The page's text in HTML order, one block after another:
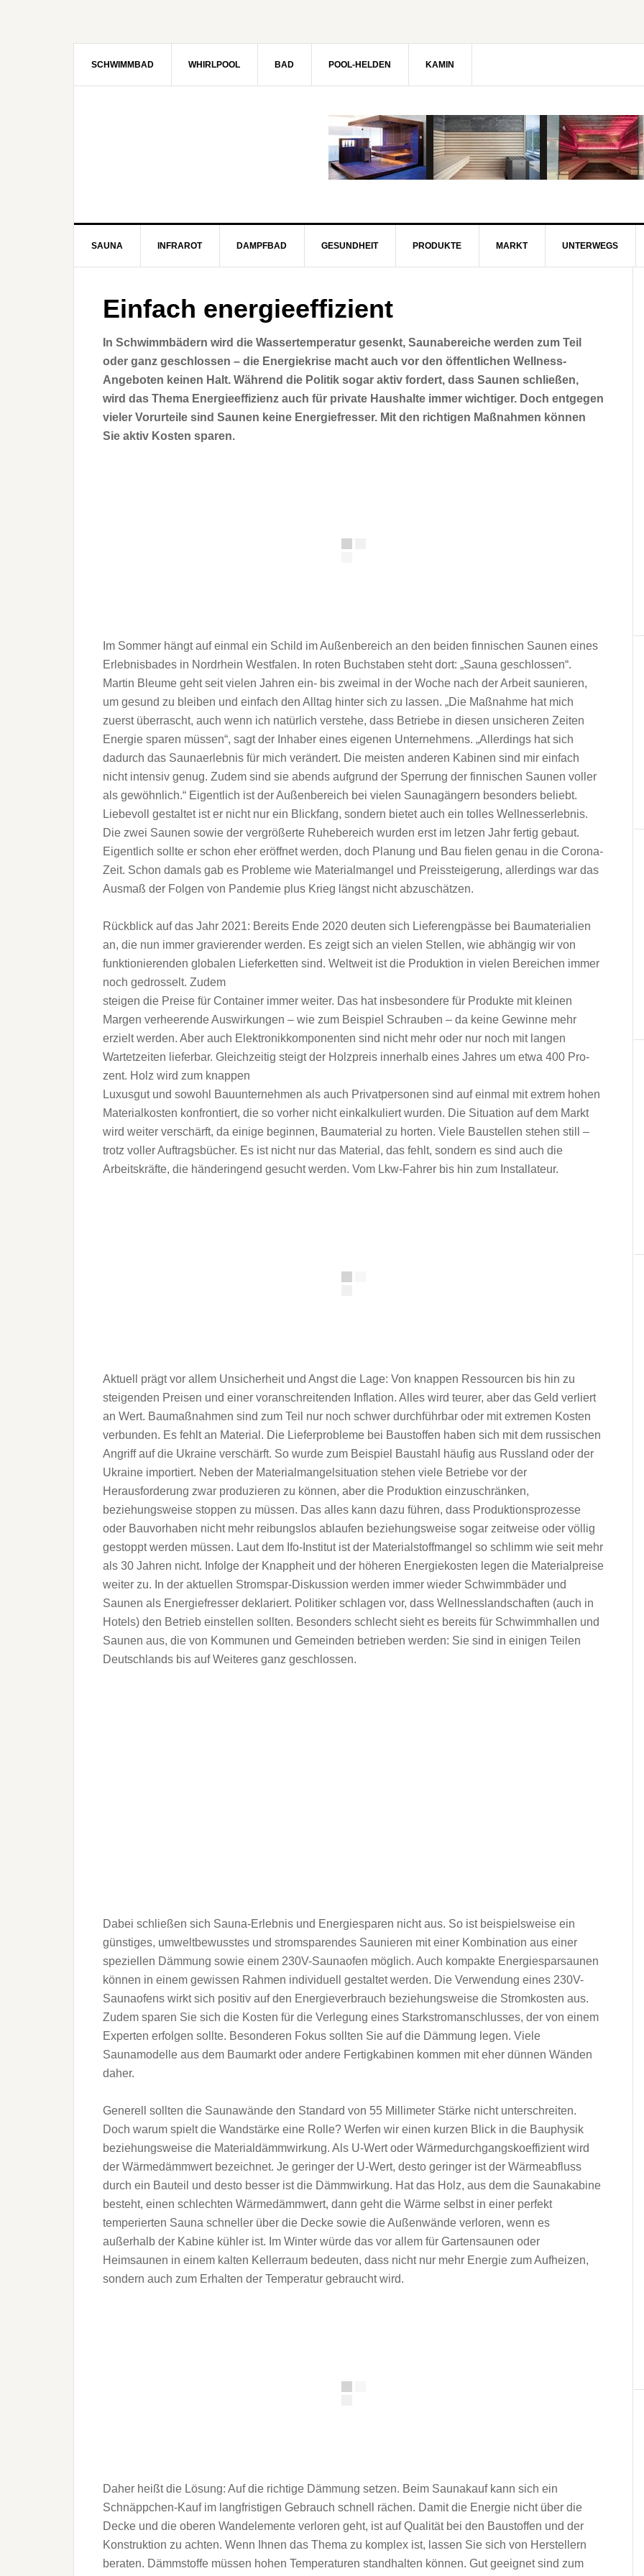
SCHWIMMBAD WHIRLPOOL BAD POOL-HELDEN KAMIN
SAUNA INFRAROT DAMPFBAD GESUNDHEIT PRODUKTE MARKT UNTERWEGS
Einfach energieeffizient
In Schwimmbädern wird die Wassertemperatur gesenkt, Saunabereiche werden zum Teil
oder ganz geschlossen – die Energiekrise macht auch vor den öffentlichen Wellness-
Angeboten keinen Halt. Während die Politik sogar aktiv fordert, dass Saunen schließen,
wird das Thema Energieeffizienz auch für private Haushalte immer wichtiger. Doch entgegen
vieler Vorurteile sind Saunen keine Energiefresser. Mit den richtigen Maßnahmen können
Sie aktiv Kosten sparen.
Im Sommer hängt auf einmal ein Schild im Außenbereich an den beiden finnischen Saunen eines
Erlebnisbades in Nordrhein Westfalen. In roten Buchstaben steht dort: „Sauna geschlossen“.
Martin Bleume geht seit vielen Jahren ein- bis zweimal in der Woche nach der Arbeit saunieren,
um gesund zu bleiben und einfach den Alltag hinter sich zu lassen. „Die Maßnahme hat mich
zuerst überrascht, auch wenn ich natürlich verstehe, dass Betriebe in diesen unsicheren Zeiten
Energie sparen müssen“, sagt der Inhaber eines eigenen Unternehmens. „Allerdings hat sich
dadurch das Saunaerlebnis für mich verändert. Die meisten anderen Kabinen sind mir einfach
nicht intensiv genug. Zudem sind sie abends aufgrund der Sperrung der finnischen Saunen voller
als gewöhnlich.“ Eigentlich ist der Außenbereich bei vielen Saunagängern besonders beliebt.
Liebevoll gestaltet ist er nicht nur ein Blickfang, sondern bietet auch ein tolles Wellnesserlebnis.
Die zwei Saunen sowie der vergrößerte Ruhebereich wurden erst im letzen Jahr fertig gebaut.
Eigentlich sollte er schon eher eröffnet werden, doch Planung und Bau fielen genau in die Corona-
Zeit. Schon damals gab es Probleme wie Materialmangel und Preissteigerung, allerdings war das
Ausmaß der Folgen von Pandemie plus Krieg längst nicht abzuschätzen.
Rückblick auf das Jahr 2021: Bereits Ende 2020 deuten sich Lieferengpässe bei Baumaterialien
an, die nun immer gravierender werden. Es zeigt sich an vielen Stellen, wie abhängig wir von
funktionierenden globalen Lieferketten sind. Weltweit ist die Produktion in vielen Bereichen immer
noch gedrosselt. Zudem
steigen die Preise für Container immer weiter. Das hat insbesondere für Produkte mit kleinen
Margen verheerende Auswirkungen – wie zum Beispiel Schrauben – da keine Gewinne mehr
erzielt werden. Aber auch Elektronikkomponenten sind nicht mehr oder nur noch mit langen
Wartetzeiten lieferbar. Gleichzeitig steigt der Holzpreis innerhalb eines Jahres um etwa 400 Pro-
zent. Holz wird zum knappen
Luxusgut und sowohl Bauunternehmen als auch Privatpersonen sind auf einmal mit extrem hohen
Materialkosten konfrontiert, die so vorher nicht einkalkuliert wurden. Die Situation auf dem Markt
wird weiter verschärft, da einige beginnen, Baumaterial zu horten. Viele Baustellen stehen still –
trotz voller Auftragsbücher. Es ist nicht nur das Material, das fehlt, sondern es sind auch die
Arbeitskräfte, die händeringend gesucht werden. Vom Lkw-Fahrer bis hin zum Installateur.
Aktuell prägt vor allem Unsicherheit und Angst die Lage: Von knappen Ressourcen bis hin zu
steigenden Preisen und einer voranschreitenden Inflation. Alles wird teurer, aber das Geld verliert
an Wert. Baumaßnahmen sind zum Teil nur noch schwer durchführbar oder mit extremen Kosten
verbunden. Es fehlt an Material. Die Lieferprobleme bei Baustoffen haben sich mit dem russischen
Angriff auf die Ukraine verschärft. So wurde zum Beispiel Baustahl häufig aus Russland oder der
Ukraine importiert. Neben der Materialmangelsituation stehen viele Betriebe vor der
Herausforderung zwar produzieren zu können, aber die Produktion einzuschränken,
beziehungsweise stoppen zu müssen. Das alles kann dazu führen, dass Produktionsprozesse
oder Bauvorhaben nicht mehr reibungslos ablaufen beziehungsweise sogar zeitweise oder völlig
gestoppt werden müssen. Laut dem Ifo-Institut ist der Materialstoffmangel so schlimm wie seit mehr
als 30 Jahren nicht. Infolge der Knappheit und der höheren Energiekosten legen die Materialpreise
weiter zu. In der aktuellen Stromspar-Diskussion werden immer wieder Schwimmbäder und
Saunen als Energiefresser deklariert. Politiker schlagen vor, dass Wellnesslandschaften (auch in
Hotels) den Betrieb einstellen sollten. Besonders schlecht sieht es bereits für Schwimmhallen und
Saunen aus, die von Kommunen und Gemeinden betrieben werden: Sie sind in einigen Teilen
Deutschlands bis auf Weiteres ganz geschlossen.
Dabei schließen sich Sauna-Erlebnis und Energiesparen nicht aus. So ist beispielsweise ein
günstiges, umweltbewusstes und stromsparendes Saunieren mit einer Kombination aus einer
speziellen Dämmung sowie einem 230V-Saunaofen möglich. Auch kompakte Energiesparsaunen
können in einem gewissen Rahmen individuell gestaltet werden. Die Verwendung eines 230V-
Saunaofens wirkt sich positiv auf den Energieverbrauch beziehungsweise die Stromkosten aus.
Zudem sparen Sie sich die Kosten für die Verlegung eines Starkstromanschlusses, der von einem
Experten erfolgen sollte. Besonderen Fokus sollten Sie auf die Dämmung legen. Viele
Saunamodelle aus dem Baumarkt oder andere Fertigkabinen kommen mit eher dünnen Wänden
daher.
Generell sollten die Saunawände den Standard von 55 Millimeter Stärke nicht unterschreiten.
Doch warum spielt die Wandstärke eine Rolle? Werfen wir einen kurzen Blick in die Bauphysik
beziehungsweise die Materialdämmwirkung. Als U-Wert oder Wärmedurchgangskoeffizient wird
der Wärmedämmwert bezeichnet. Je geringer der U-Wert, desto geringer ist der Wärmeabfluss
durch ein Bauteil und desto besser ist die Dämmwirkung. Hat das Holz, aus dem die Saunakabine
besteht, einen schlechten Wärmedämmwert, dann geht die Wärme selbst in einer perfekt
temperierten Sauna schneller über die Decke sowie die Außenwände verloren, wenn es
außerhalb der Kabine kühler ist. Im Winter würde das vor allem für Gartensaunen oder
Heimsaunen in einem kalten Kellerraum bedeuten, dass nicht nur mehr Energie zum Aufheizen,
sondern auch zum Erhalten der Temperatur gebraucht wird.
Daher heißt die Lösung: Auf die richtige Dämmung setzen. Beim Saunakauf kann sich ein
Schnäppchen-Kauf im langfristigen Gebrauch schnell rächen. Damit die Energie nicht über die
Decke und die oberen Wandelemente verloren geht, ist auf Qualität bei den Baustoffen und der
Konstruktion zu achten. Wenn Ihnen das Thema zu komplex ist, lassen Sie sich von Herstellern
beraten. Dämmstoffe müssen hohen Temperaturen standhalten können. Gut geeignet sind zum